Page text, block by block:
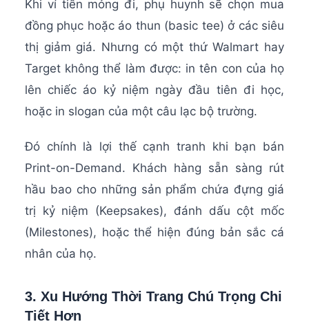
Khi ví tiền mỏng đi, phụ huynh sẽ chọn mua
đồng phục hoặc áo thun (basic tee) ở các siêu
thị giảm giá. Nhưng có một thứ Walmart hay
Target không thể làm được: in tên con của họ
lên chiếc áo kỷ niệm ngày đầu tiên đi học,
hoặc in slogan của một câu lạc bộ trường.
Đó chính là lợi thế cạnh tranh khi bạn bán
Print-on-Demand. Khách hàng sẵn sàng rút
hầu bao cho những sản phẩm chứa đựng giá
trị kỷ niệm (Keepsakes), đánh dấu cột mốc
(Milestones), hoặc thể hiện đúng bản sắc cá
nhân của họ.
3. Xu Hướng Thời Trang Chú Trọng Chi
Tiết Hơn